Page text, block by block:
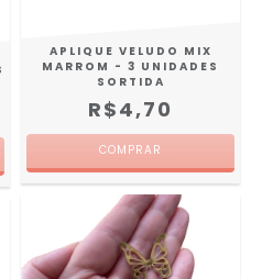
APLIQUE VELUDO MIX
MARROM - 3 UNIDADES
SORTIDA
R$4,70